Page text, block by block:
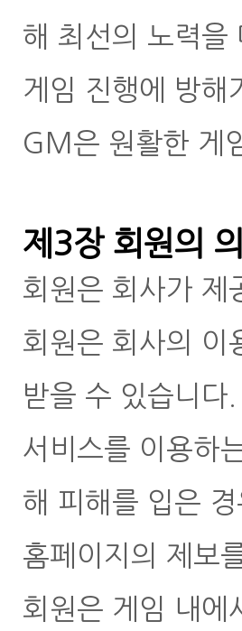
해 최선의 노력을
게임 진행에 방해
GM은 원활한 게
제3장 회원의
회원은 회사가 제
회원은 회사의 이
받을 수 있습니다.
서비스를 이용하
해 피해를 입은
홈페이지의 제보
회원은 게임 내에